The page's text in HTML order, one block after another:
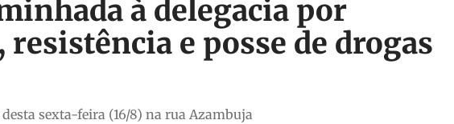
à delegacia por
resistência e posse de drogas
sexta-feira (16/8) na rua Azambuja